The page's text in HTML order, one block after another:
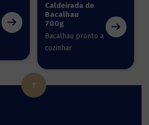
Caldeirada de
Bacalhau
700g
Bacalhau pronto a
cozinhar